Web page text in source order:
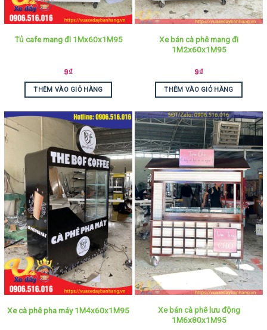
Tủ cafe mang đi 1Mx60x1M95
9₫
THÊM VÀO GIỎ HÀNG
Xe bán cà phê mang đi
1M2x60x1M95
9₫
THÊM VÀO GIỎ HÀNG
Xe cà phê pha máy 1M4x60x1M95
Xe bán cà phê lưu động
1M6x80x1M95